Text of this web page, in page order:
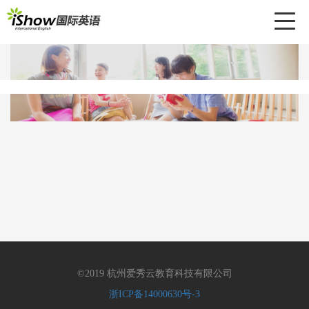
©2019 杭州爱秀云教育科技有限公司
浙ICP备14000630号-3